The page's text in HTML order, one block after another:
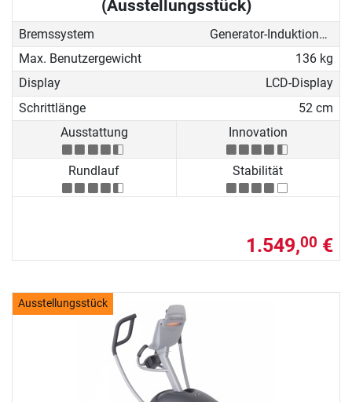
(Ausstellungsstück)
Bremssystem
Generator-Induktionsbremse
Max. Benutzergewicht
136 kg
Display
LCD-Display
Schrittlänge
52 cm
Ausstattung
Innovation
Rundlauf Stabilität
1.549,00 €
Ausstellungsstück